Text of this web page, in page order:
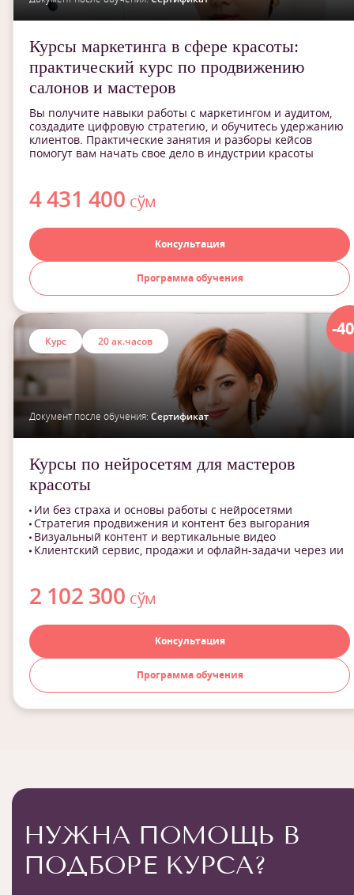
Курсы маркетинга в сфере красоты:
практический курс по продвижению
салонов и мастеров
Вы получите навыки работы с маркетингом и аудитом,
создадите цифровую стратегию, и обучитесь удержанию
клиентов. Практические занятия и разборы кейсов
помогут вам начать свое дело в индустрии красоты
4 431 400 сўм
Консультация
Программа обучения
-
Курс 20 ак.часов
Документ после обучения: Сертификат
Курсы по нейросетям для мастеров
красоты
Ии без страха и основы работы с нейросетями
Стратегия продвижения и контент без выгорания
Визуальный контент и вертикальные видео
Клиентский сервис, продажи и офлайн-задачи через ии
2 102 300 сўм
Консультация
Программа обучения
НУЖНА ПОМОЩЬ В
ПОДБОРЕ КУРСА?